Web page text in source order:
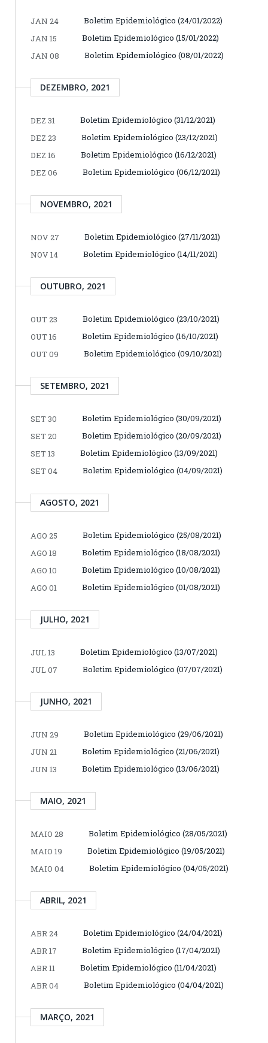
JAN 24
Boletim Epidemiológico (24/01/2022)
JAN 15
Boletim Epidemiológico (15/01/2022)
JAN 08
Boletim Epidemiológico (08/01/2022)
DEZEMBRO, 2021
DEZ 31
Boletim Epidemiológico (31/12/2021)
DEZ 23
Boletim Epidemiológico (23/12/2021)
DEZ 16
Boletim Epidemiológico (16/12/2021)
DEZ 06
Boletim Epidemiológico (06/12/2021)
NOVEMBRO, 2021
NOV 27
Boletim Epidemiológico (27/11/2021)
NOV 14
Boletim Epidemiológico (14/11/2021)
OUTUBRO, 2021
OUT 23
Boletim Epidemiológico (23/10/2021)
OUT 16
Boletim Epidemiológico (16/10/2021)
OUT 09
Boletim Epidemiológico (09/10/2021)
SETEMBRO, 2021
SET 30
Boletim Epidemiológico (30/09/2021)
SET 20
Boletim Epidemiológico (20/09/2021)
SET 13
Boletim Epidemiológico (13/09/2021)
SET 04
Boletim Epidemiológico (04/09/2021)
AGOSTO, 2021
AGO 25
Boletim Epidemiológico (25/08/2021)
AGO 18
Boletim Epidemiológico (18/08/2021)
AGO 10
Boletim Epidemiológico (10/08/2021)
AGO 01
Boletim Epidemiológico (01/08/2021)
JULHO, 2021
JUL 13
Boletim Epidemiológico (13/07/2021)
JUL 07
Boletim Epidemiológico (07/07/2021)
JUNHO, 2021
JUN 29
Boletim Epidemiológico (29/06/2021)
JUN 21
Boletim Epidemiológico (21/06/2021)
JUN 13
Boletim Epidemiológico (13/06/2021)
MAIO, 2021
MAIO 28
Boletim Epidemiológico (28/05/2021)
MAIO 19
Boletim Epidemiológico (19/05/2021)
MAIO 04
Boletim Epidemiológico (04/05/2021)
ABRIL, 2021
ABR 24
Boletim Epidemiológico (24/04/2021)
ABR 17
Boletim Epidemiológico (17/04/2021)
ABR 11
Boletim Epidemiológico (11/04/2021)
ABR 04
Boletim Epidemiológico (04/04/2021)
MARÇO, 2021